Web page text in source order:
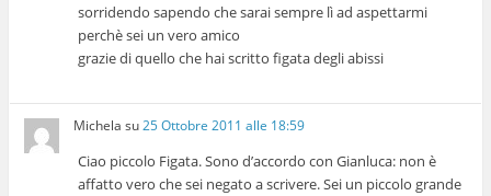
sorridendo sapendo che sarai sempre lì ad aspettarmi
perchè sei un vero amico
grazie di quello che hai scritto figata degli abissi
Michela su25 Ottobre 2011 alle 18:59
Ciao piccolo Figata. Sono d’accordo con Gianluca: non è
affatto vero che sei negato a scrivere. Sei un piccolo grande